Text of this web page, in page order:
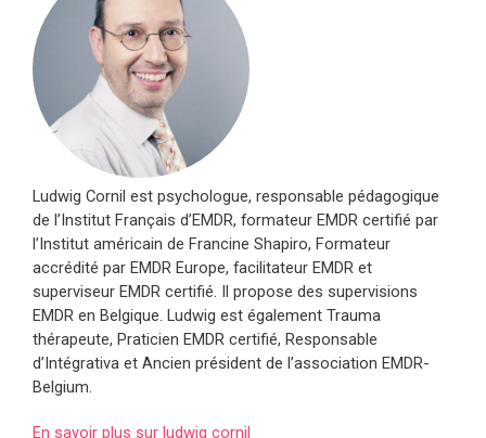
Ludwig Cornil est psychologue, responsable pédagogique
de l’Institut Français d’EMDR, formateur EMDR certifié par
l’Institut américain de Francine Shapiro, Formateur
accrédité par EMDR Europe, facilitateur EMDR et
superviseur EMDR certifié. Il propose des supervisions
EMDR en Belgique. Ludwig est également Trauma
thérapeute, Praticien EMDR certifié, Responsable
d’Intégrativa et Ancien président de l’association EMDR-
Belgium.
En savoir plus sur ludwig cornil